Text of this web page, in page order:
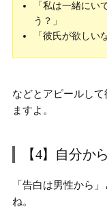
「私は一緒にい
う？」
「彼氏が欲しい
などとアピールし
ますよ。
【4】自分か
「告白は男性から
ね。